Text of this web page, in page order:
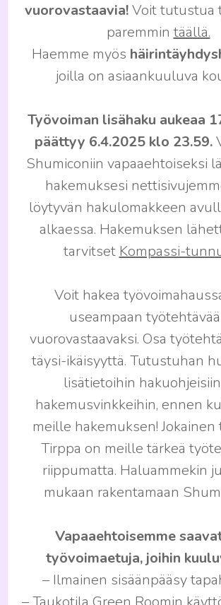
vuorovastaavia!Voit tutustua
paremmintäällä.
Haemme myös
joilla on asiaankuuluva
Työvoiman lisähaku aukeaa
päättyy 6.4.2025 klo 23.59.
Shumiconiin vapaaehtoiseksi
hakemuksesi
löytyvän hakulomakkeen
alkaessa. Hakemuksen
tarvitsetKompassi-
Voit hakea
useampaan
vuorovastaavaksi. Osa
täysi-ikäisyyttä. Tutustuhan
lisätietoihin
hakemusvinkkeihin, ennen
meille hakemuksen! Jokainen
Tirppa on meille tärkeä
riippumatta. Haluammekin
mukaan rakentamaan
Vapaaehtoisemme
työvoimaetuja, joihin
– Ilmainen sisäänpääsy